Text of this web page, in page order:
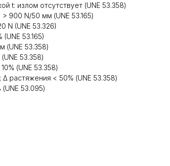
t: излом отсутствует (UNE 53.358)
900 N/50 мм (UNE 53.165)
N (UNE 53.326)
53.165)
(UNE 53.358)
53.358)
(UNE 53.358)
растяжения < 50% (UNE 53.358)
53.095)